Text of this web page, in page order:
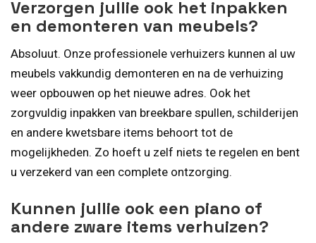
Verzorgen jullie ook het inpakken
en demonteren van meubels?
Absoluut. Onze professionele verhuizers kunnen al uw
meubels vakkundig demonteren en na de verhuizing
weer opbouwen op het nieuwe adres. Ook het
zorgvuldig inpakken van breekbare spullen, schilderijen
en andere kwetsbare items behoort tot de
mogelijkheden. Zo hoeft u zelf niets te regelen en bent
u verzekerd van een complete ontzorging.
Kunnen jullie ook een piano of
andere zware items verhuizen?